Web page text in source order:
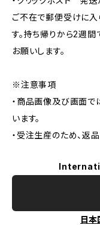
ご不在で郵便受けに
す。持ち帰りから2週
お願いします。
※注意事項
・商品画像及び画面
います。
・受注生産のため、返
日本